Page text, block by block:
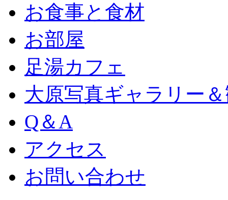
お食事と食材
お部屋
足湯カフェ
大原写真ギャラリー
Q＆A
アクセス
お問い合わせ